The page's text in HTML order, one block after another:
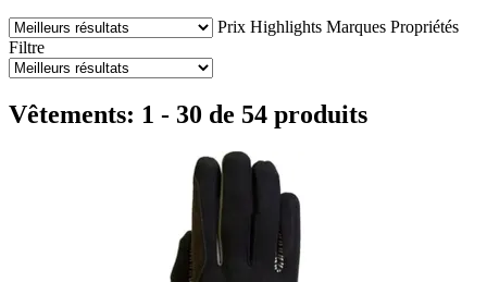
Prix Highlights Marques Propriétés
Filtre
Vêtements: 1 - 30 de 54 produits